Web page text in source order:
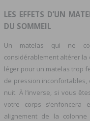
LES EFFETS D’UN
DU SOMMEIL
Un matelas qui ne
considérablement altérer la
léger pour un matelas trop
de pression
nuit. À l’inverse, si vous
votre corps s’enfoncera
alignement de la